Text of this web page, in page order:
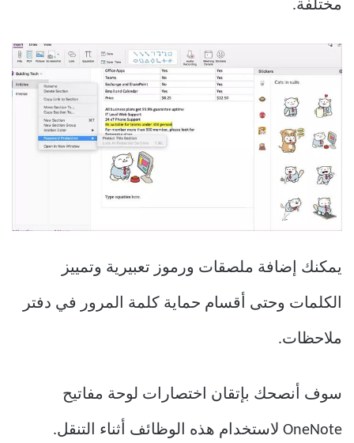
مختلفة.
يمكنك إضافة ملصقات ورموز تعبيرية وتمييز
الكلمات وحتى أقسام حماية كلمة المرور في دفتر
ملاحظات.
سوف أنصحك بإتقان اختصارات لوحة مفاتيح
OneNote لاستخدام هذه الوظائف أثناء التنقل.